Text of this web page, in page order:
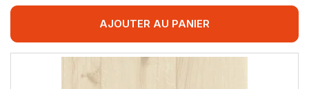
AJOUTER AU PANIER